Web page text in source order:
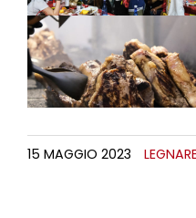
15 MAGGIO 2023